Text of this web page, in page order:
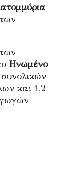
Ηνωμένο
και 1,2